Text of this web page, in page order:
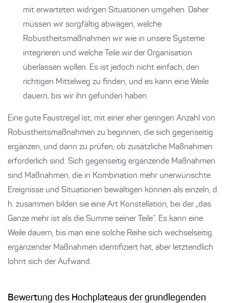
mit erwarteten widrigen Situationen umgehen. Daher
müssen wir sorgfältig abwägen, welche
Robustheitsmaßnahmen wir wie in unsere Systeme
integrieren und welche Teile wir der Organisation
überlassen wollen. Es ist jedoch nicht einfach, den
richtigen Mittelweg zu finden, und es kann eine Weile
dauern, bis wir ihn gefunden haben.
Eine gute Faustregel ist, mit einer eher geringen Anzahl von
Robustheitsmaßnahmen zu beginnen, die sich gegenseitig
ergänzen, und dann zu prüfen, ob zusätzliche Maßnahmen
erforderlich sind. Sich gegenseitig ergänzende Maßnahmen
sind Maßnahmen, die in Kombination mehr unerwünschte
Ereignisse und Situationen bewältigen können als einzeln, d.
h. zusammen bilden sie eine Art Konstellation, bei der „das
Ganze mehr ist als die Summe seiner Teile“. Es kann eine
Weile dauern, bis man eine solche Reihe sich wechselseitig
ergänzender Maßnahmen identifiziert hat, aber letztendlich
lohnt sich der Aufwand.
Bewertung des Hochplateaus der grundlegenden